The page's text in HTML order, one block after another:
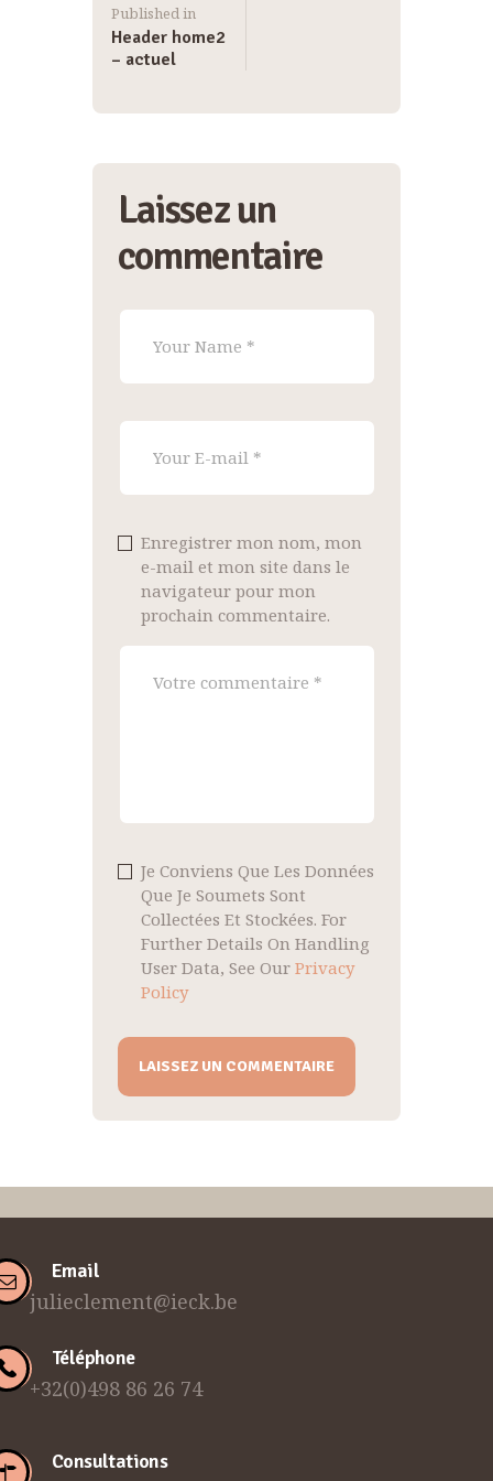
Published in
Header home2
– actuel
Laissez un
commentaire
Enregistrer mon nom, mon
e-mail et mon site dans le
navigateur pour mon
prochain commentaire.
Je Conviens Que Les Données
Que Je Soumets Sont
Collectées Et Stockées. For
Further Details On Handling
User Data, See Our Privacy
Policy
Email
julieclement@ieck.be
Téléphone
+32(0)498 86 26 74
Consultations